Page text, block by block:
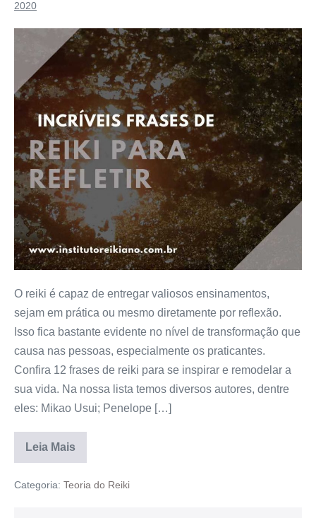
2020
O reiki é capaz de entregar valiosos ensinamentos,
sejam em prática ou mesmo diretamente por reflexão.
Isso fica bastante evidente no nível de transformação que
causa nas pessoas, especialmente os praticantes.
Confira 12 frases de reiki para se inspirar e remodelar a
sua vida. Na nossa lista temos diversos autores, dentre
eles: Mikao Usui; Penelope […]
Leia Mais
Categoria: Teoria do Reiki